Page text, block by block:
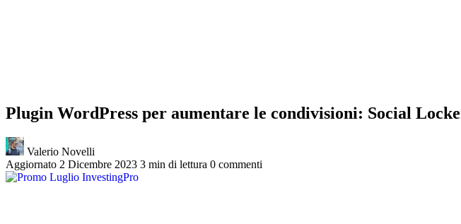
Plugin WordPress per aumentare le condivisioni: Social
Valerio Novelli
Aggiornato 2 Dicembre 2023 3 min di lettura 0 commenti